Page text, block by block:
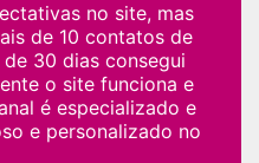
no site, mas
de 10 contatos de
30 dias consegui
o site funciona e
é especializado e
e personalizado no